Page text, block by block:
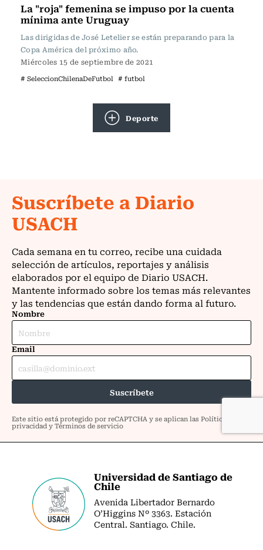
La "roja" femenina se impuso por la cuenta
mínima ante Uruguay
Las dirigidas de José Letelier se están preparando para la
Copa América del próximo año.
Miércoles 15 de septiembre de 2021
# SeleccionChilenaDeFutbol # futbol
Deporte
Universidad de Santiago de
Chile
Avenida Libertador Bernardo
O’Higgins Nº 3363. Estación
Central. Santiago. Chile.